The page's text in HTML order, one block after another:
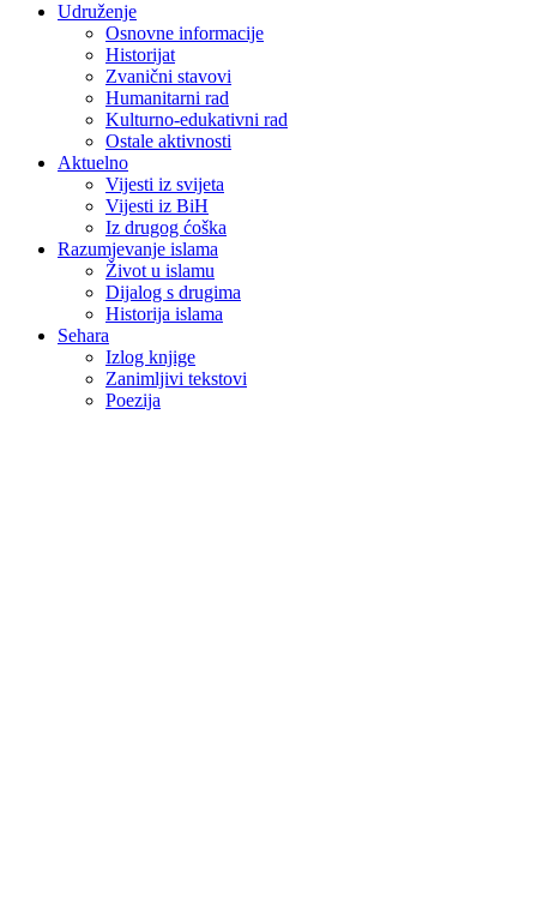
Udruženje
Osnovne informacije
Historijat
Zvanični stavovi
Humanitarni rad
Kulturno-edukativni rad
Ostale aktivnosti
Aktuelno
Vijesti iz svijeta
Vijesti iz BiH
Iz drugog ćoška
Razumjevanje islama
Život u islamu
Dijalog s drugima
Historija islama
Sehara
Izlog knjige
Zanimljivi tekstovi
Poezija